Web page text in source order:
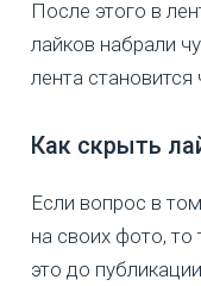
После этого в
лайков набрали
лента становится
Как скрыть
Если вопрос в
на своих фото, то
это до